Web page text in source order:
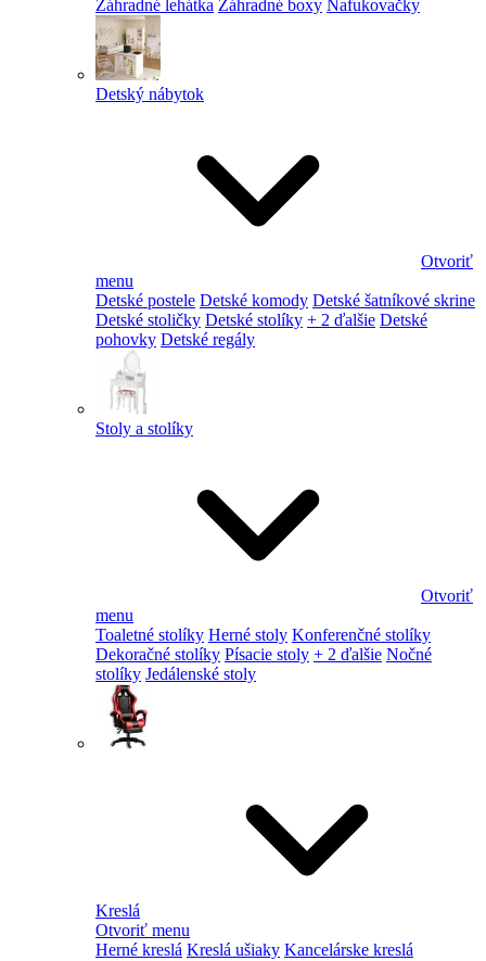
Záhradné lehátka Záhradné boxy Nafukovačky
Detský nábytok
Otvoriť
menu
Detské postele Detské komody Detské šatníkové skrine
Detské stoličky Detské stolíky + 2 ďalšie Detské
pohovky Detské regály
Stoly a stolíky
Otvoriť
menu
Toaletné stolíky Herné stoly Konferenčné stolíky
Dekoračné stolíky Písacie stoly + 2 ďalšie Nočné
stolíky Jedálenské stoly
Kreslá
Otvoriť menu
Herné kreslá Kreslá ušiaky Kancelárske kreslá